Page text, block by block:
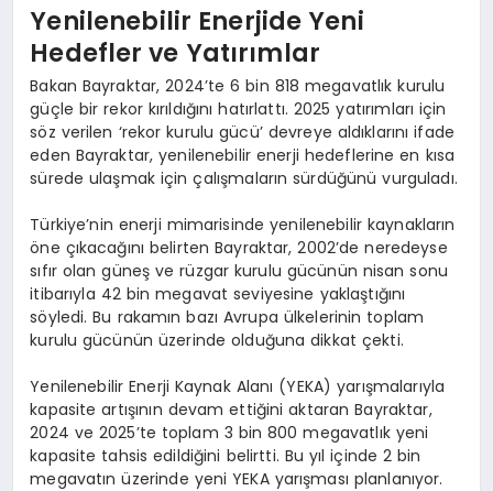
Yenilenebilir Enerjide Yeni
Hedefler ve Yatırımlar
Bakan Bayraktar, 2024’te 6 bin 818 megavatlık kurulu
güçle bir rekor kırıldığını hatırlattı. 2025 yatırımları için
söz verilen ‘rekor kurulu gücü’ devreye aldıklarını ifade
eden Bayraktar, yenilenebilir enerji hedeflerine en kısa
sürede ulaşmak için çalışmaların sürdüğünü vurguladı.
Türkiye’nin enerji mimarisinde yenilenebilir kaynakların
öne çıkacağını belirten Bayraktar, 2002’de neredeyse
sıfır olan güneş ve rüzgar kurulu gücünün nisan sonu
itibarıyla 42 bin megavat seviyesine yaklaştığını
söyledi. Bu rakamın bazı Avrupa ülkelerinin toplam
kurulu gücünün üzerinde olduğuna dikkat çekti.
Yenilenebilir Enerji Kaynak Alanı (YEKA) yarışmalarıyla
kapasite artışının devam ettiğini aktaran Bayraktar,
2024 ve 2025’te toplam 3 bin 800 megavatlık yeni
kapasite tahsis edildiğini belirtti. Bu yıl içinde 2 bin
megavatın üzerinde yeni YEKA yarışması planlanıyor.